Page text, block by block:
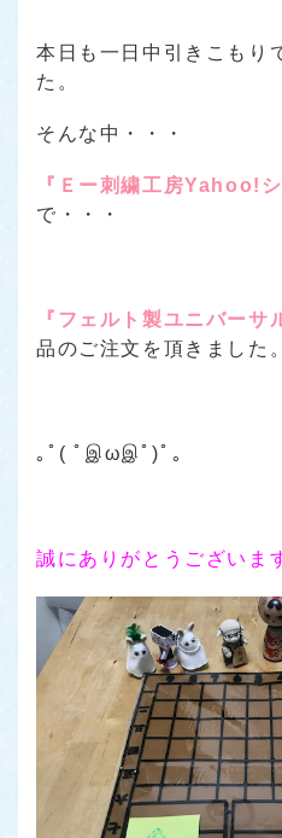
本日も一日中引きこもり
た。
そんな中・・・
『Ｅー刺繍工房Yahoo!
で・・・
『フェルト製ユニバー
品のご注文を頂きました。
｡ﾟ( ﾟஇωஇﾟ)ﾟ｡
誠にありがとうございま